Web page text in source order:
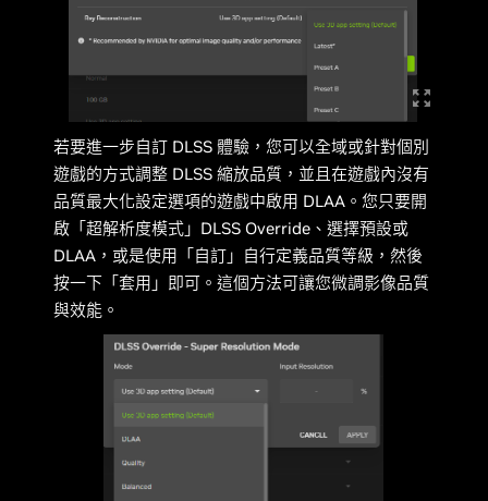
若要進一步自訂 DLSS 體驗，您可以全域或針對個別
遊戲的方式調整 DLSS 縮放品質，並且在遊戲內沒有
品質最大化設定選項的遊戲中啟用 DLAA。您只要開
啟「超解析度模式」DLSS Override、選擇預設或
DLAA，或是使用「自訂」自行定義品質等級，然後
按一下「套用」即可。這個方法可讓您微調影像品質
與效能。